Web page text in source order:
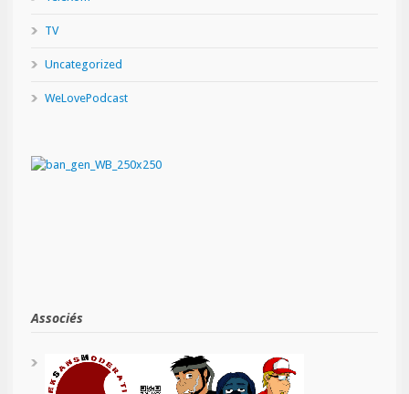
TV
Uncategorized
WeLovePodcast
Associés